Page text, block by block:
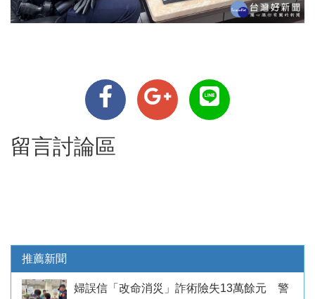
留言討論區
推薦新聞
婦誤信「改命消災」詐術險失13萬餘元 警